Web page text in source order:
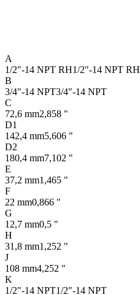
A
1/2"-14 NPT RH1/2"-14 NPT RH
B
3/4"-14 NPT3/4"-14 NPT
C
72,6 mm2,858 "
D1
142,4 mm5,606 "
D2
180,4 mm7,102 "
E
37,2 mm1,465 "
F
22 mm0,866 "
G
12,7 mm0,5 "
H
31,8 mm1,252 "
J
108 mm4,252 "
K
1/2"-14 NPT1/2"-14 NPT